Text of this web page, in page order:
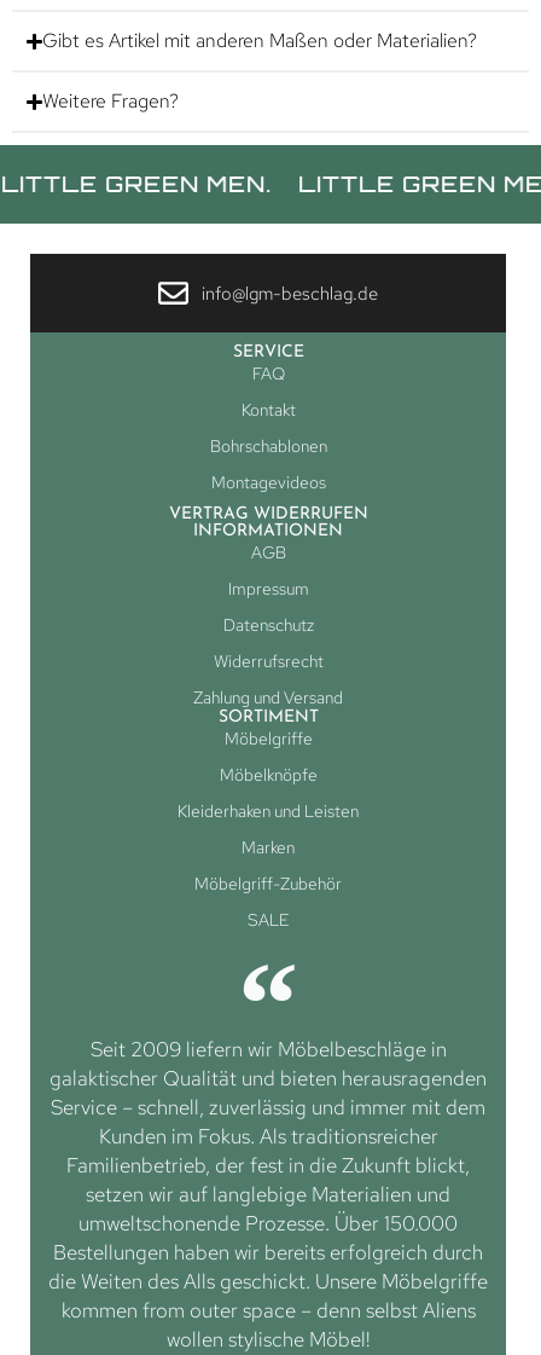
Gibt es Artikel mit anderen Maßen oder Materialien?
Weitere Fragen?
GREEN MEN. LITTLE GREEN MEN.
info@lgm-beschlag.de
SERVICE
FAQ
Kontakt
Bohrschablonen
Montagevideos
VERTRAG WIDERRUFEN
INFORMATIONEN
AGB
Impressum
Datenschutz
Widerrufsrecht
Zahlung und Versand
SORTIMENT
Möbelgriffe
Möbelknöpfe
Kleiderhaken und Leisten
Marken
Möbelgriff-Zubehör
SALE
Seit 2009 liefern wir Möbelbeschläge in
galaktischer Qualität und bieten herausragenden
Service – schnell, zuverlässig und immer mit dem
Kunden im Fokus. Als traditionsreicher
Familienbetrieb, der fest in die Zukunft blickt,
setzen wir auf langlebige Materialien und
umweltschonende Prozesse. Über 150.000
Bestellungen haben wir bereits erfolgreich durch
die Weiten des Alls geschickt. Unsere Möbelgriffe
kommen from outer space – denn selbst Aliens
wollen stylische Möbel!